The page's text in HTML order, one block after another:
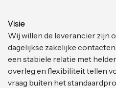
Visie
Wij willen de leverancier zijn
dagelijkse zakelijke
een stabiele relatie met
overleg en flexibiliteit tellen
vraag buiten het